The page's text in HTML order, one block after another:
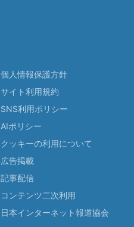
個人情報保護方針
サイト利用規約
SNS利用ポリシー
AIポリシー
クッキーの利用について
広告掲載
記事配信
コンテンツ二次利用
日本インターネット報道協会